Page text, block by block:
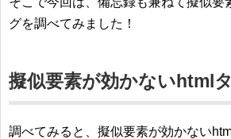
グを調べてみました！
擬似要素が効かないhtml
調べてみると、擬似要素が効かない